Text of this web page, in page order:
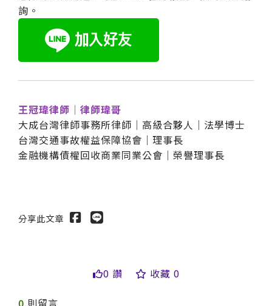
詢。
王冠瑋律師｜律師瑋哥
大成台灣律師事務所律師｜高級合夥人｜法學博士
台灣交通事故權益保障協會｜理事長
金融機構債權回收商業同業公會｜榮譽理事長
分享此文章
0 讚 收藏 0